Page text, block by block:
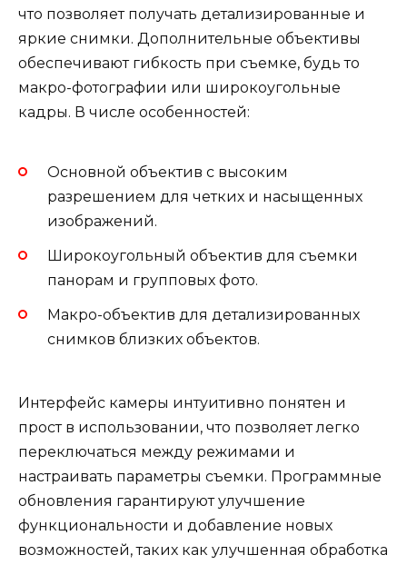
что позволяет получать детализированные и
яркие снимки. Дополнительные объективы
обеспечивают гибкость при съемке, будь то
макро-фотографии или широкоугольные
кадры. В числе особенностей:
Основной объектив с высоким
разрешением для четких и насыщенных
изображений.
Широкоугольный объектив для съемки
панорам и групповых фото.
Макро-объектив для детализированных
снимков близких объектов.
Интерфейс камеры интуитивно понятен и
прост в использовании, что позволяет легко
переключаться между режимами и
настраивать параметры съемки. Программные
обновления гарантируют улучшение
функциональности и добавление новых
возможностей, таких как улучшенная обработка